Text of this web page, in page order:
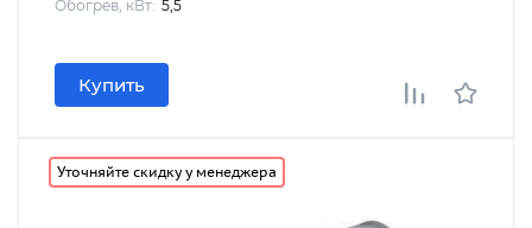
Обогрев, кВт: 5,5
Купить
Уточняйте скидку у менеджера